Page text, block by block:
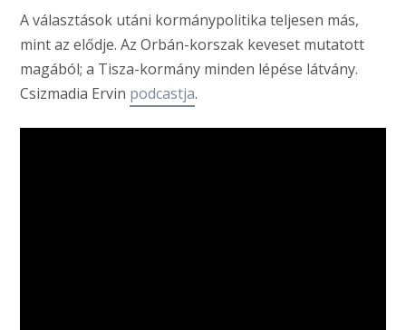
A választások utáni kormánypolitika teljesen más,
mint az elődje. Az Orbán-korszak keveset mutatott
magából; a Tisza-kormány minden lépése látvány.
Csizmadia Ervin podcastja.